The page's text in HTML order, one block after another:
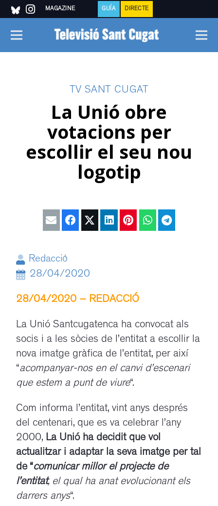
MAGAZINE GUÍA DIRECTE
TV SANT CUGAT
La Unió obre
votacions per
escollir el seu nou
logotip
Redacció
28/04/2020
28/04/2020 – REDACCIÓ
La Unió Santcugatenca ha convocat als
socis i a les sòcies de l’entitat a escollir la
nova imatge gràfica de l’entitat, per així
“acompanyar-nos en el canvi d’escenari
que estem a punt de viure“.
Com informa l’entitat, vint anys després
del centenari, que es va celebrar l’any
2000, La Unió ha decidit que vol
actualitzar i adaptar la seva imatge per tal
de “comunicar millor el projecte de
l’entitat, el qual ha anat evolucionant els
darrers anys“.